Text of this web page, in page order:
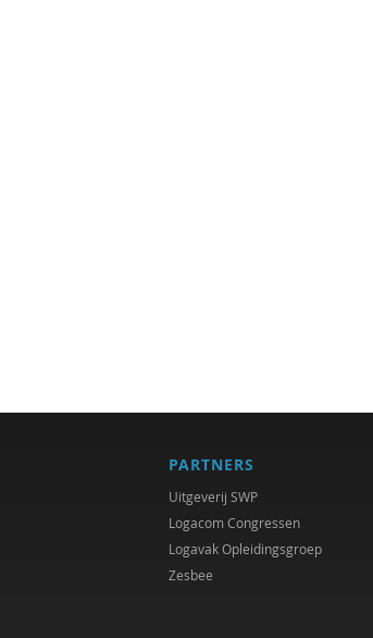
PARTNERS
Uitgeverij SWP
Logacom Congressen
Logavak Opleidingsgroep
Zesbee